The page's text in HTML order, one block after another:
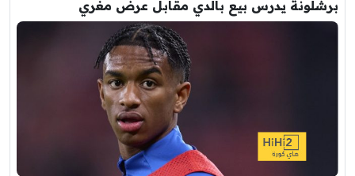
برشلونة يدرس بيع بالدي مقابل عرض مغري